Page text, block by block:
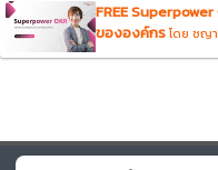
FREE
ขององค์กรโดย ชญ